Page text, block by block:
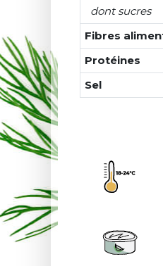
dont sucres
Fibres
Protéines
Sel